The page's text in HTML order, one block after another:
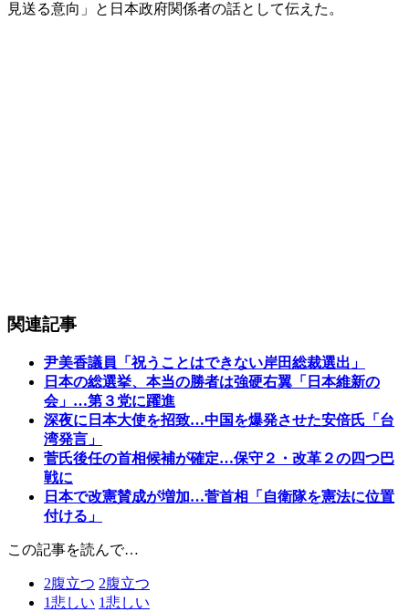
見送る意向」と日本政府関係者の話として伝えた。
関連記事
尹美香議員「祝うことはできない岸田総裁選出」
日本の総選挙、本当の勝者は強硬右翼「日本維新の
会」…第３党に躍進
深夜に日本大使を招致…中国を爆発させた安倍氏「台
湾発言」
菅氏後任の首相候補が確定…保守２・改革２の四つ巴
戦に
日本で改憲賛成が増加…菅首相「自衛隊を憲法に位置
付ける」
この記事を読んで…
2腹立つ 2腹立つ
1悲しい 1悲しい